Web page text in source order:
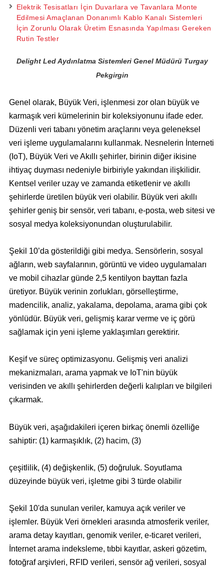
Elektrik Tesisatları İçin Duvarlara ve Tavanlara Monte
Edilmesi Amaçlanan Donanımlı Kablo Kanalı Sistemleri
İçin Zorunlu Olarak Üretim Esnasında Yapılması Gereken
Rutin Testler
Delight Led Aydınlatma Sistemleri Genel Müdürü Turgay
Pekgirgin
Genel olarak, Büyük Veri, işlenmesi zor olan büyük ve
karmaşık veri kümelerinin bir koleksiyonunu ifade eder.
Düzenli veri tabanı yönetim araçlarını veya geleneksel
veri işleme uygulamalarını kullanmak. Nesnelerin İnterneti
(IoT), Büyük Veri ve Akıllı şehirler, birinin diğer ikisine
ihtiyaç duyması nedeniyle birbiriyle yakından ilişkilidir.
Kentsel veriler uzay ve zamanda etiketlenir ve akıllı
şehirlerde üretilen büyük veri olabilir. Büyük veri akıllı
şehirler geniş bir sensör, veri tabanı, e-posta, web sitesi ve
sosyal medya koleksiyonundan oluşturulabilir.
Şekil 10’da gösterildiği gibi medya. Sensörlerin, sosyal
ağların, web sayfalarının, görüntü ve video uygulamaları
ve mobil cihazlar günde 2,5 kentilyon bayttan fazla
üretiyor. Büyük verinin zorlukları, görselleştirme,
madencilik, analiz, yakalama, depolama, arama gibi çok
yönlüdür. Büyük veri, gelişmiş karar verme ve iç görü
sağlamak için yeni işleme yaklaşımları gerektirir.
Keşif ve süreç optimizasyonu. Gelişmiş veri analizi
mekanizmaları, arama yapmak ve IoT'nin büyük
verisinden ve akıllı şehirlerden değerli kalıpları ve bilgileri
çıkarmak.
Büyük veri, aşağıdakileri içeren birkaç önemli özelliğe
sahiptir: (1) karmaşıklık, (2) hacim, (3)
çeşitlilik, (4) değişkenlik, (5) doğruluk. Soyutlama
düzeyinde büyük veri, işletme gibi 3 türde olabilir
Şekil 10'da sunulan veriler, kamuya açık veriler ve
işlemler. Büyük Veri örnekleri arasında atmosferik veriler,
arama detay kayıtları, genomik veriler, e-ticaret verileri,
İnternet arama indeksleme, tıbbi kayıtlar, askeri gözetim,
fotoğraf arşivleri, RFID verileri, sensör ağ verileri, sosyal